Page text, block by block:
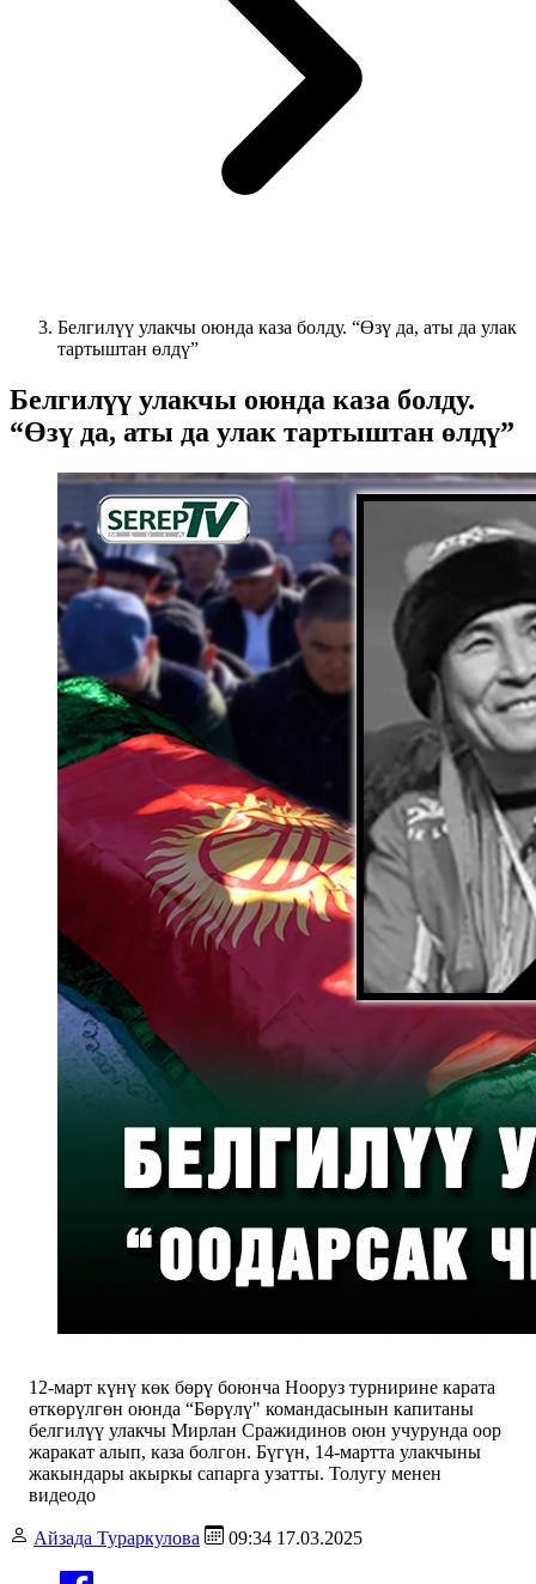
Белгилүү улакчы оюнда каза болду. “Өзү да, аты да улак
тартыштан өлдү”
Белгилүү улакчы оюнда каза болду.
“Өзү да, аты да улак тартыштан өлдү”
12-март күнү көк бөрү боюнча Нооруз турнирине карата
өткөрүлгөн оюнда “Бөрүлү" командасынын капитаны
белгилүү улакчы Мирлан Сражидинов оюн учурунда оор
жаракат алып, каза болгон. Бүгүн, 14-мартта улакчыны
жакындары акыркы сапарга узатты. Толугу менен
видеодо
Айзада Тураркулова 09:34 17.03.2025